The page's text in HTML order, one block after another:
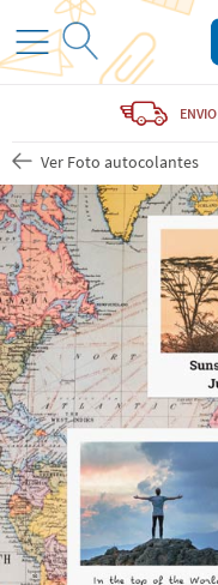
ENVIO
Ver Foto autocolantes